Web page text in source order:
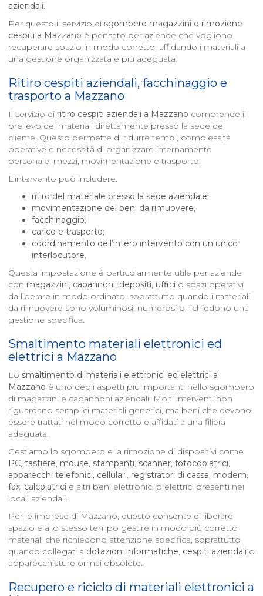
aziendali.
Per questo il servizio di sgombero magazzini e rimozione
cespiti a Mazzano è pensato per aziende che vogliono
recuperare spazio in modo corretto, affidando i materiali a
una gestione organizzata e più adeguata.
Ritiro cespiti aziendali, facchinaggio e
trasporto a Mazzano
Il servizio di ritiro cespiti aziendali a Mazzano comprende il
prelievo dei materiali direttamente presso la sede del
cliente. Questo permette di ridurre tempi, complessità
operative e necessità di organizzare internamente
personale, mezzi, movimentazione e trasporto.
L’intervento può includere:
ritiro del materiale presso la sede aziendale;
movimentazione dei beni da rimuovere;
facchinaggio;
carico e trasporto;
coordinamento dell’intero intervento con un unico
interlocutore.
Questa impostazione è particolarmente utile per aziende
con magazzini, capannoni, depositi, uffici o spazi operativi
da liberare in modo ordinato, soprattutto quando i materiali
da rimuovere sono voluminosi, numerosi o richiedono una
gestione specifica.
Smaltimento materiali elettronici ed
elettrici a Mazzano
Lo smaltimento di materiali elettronici ed elettrici a
Mazzano è uno degli aspetti più importanti nello sgombero
di magazzini e capannoni aziendali. Molti interventi non
riguardano semplici materiali generici, ma beni che devono
essere trattati nel modo corretto e affidati a una filiera
adeguata.
Gestiamo lo sgombero e la rimozione di dispositivi come
PC, tastiere, mouse, stampanti, scanner, fotocopiatrici,
apparecchi telefonici, cellulari, registratori di cassa, modem,
fax, calcolatrici e altri beni elettronici o elettrici presenti nei
locali aziendali.
Per le imprese di Mazzano, questo consente di liberare
spazio e allo stesso tempo gestire in modo più corretto
materiali che richiedono attenzione specifica, soprattutto
quando collegati a dotazioni informatiche, cespiti aziendali o
apparecchiature ormai obsolete.
Recupero e riciclo di materiali elettronici a